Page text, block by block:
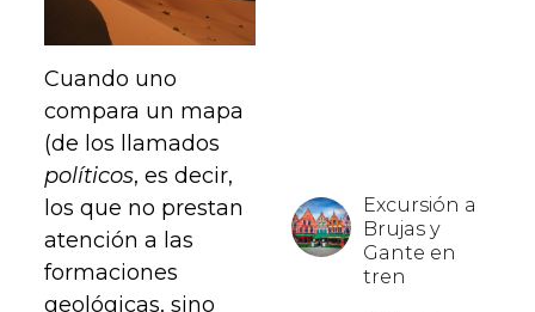
Cuando uno
compara un mapa
(de los llamados
políticos, es decir,
los que no prestan
atención a las
formaciones
geológicas, sino